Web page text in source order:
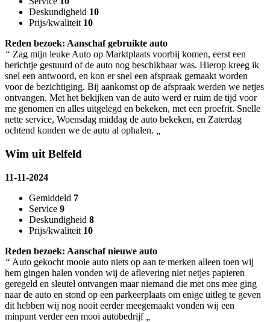
Deskundigheid 10
Prijs/kwaliteit 10
Reden bezoek: Aanschaf gebruikte auto
“ Zag mijn leuke Auto op Marktplaats voorbij komen, eerst een
berichtje gestuurd of de auto nog beschikbaar was. Hierop kreeg ik
snel een antwoord, en kon er snel een afspraak gemaakt worden
voor de bezichtiging. Bij aankomst op de afspraak werden we netjes
ontvangen. Met het bekijken van de auto werd er ruim de tijd voor
me genomen en alles uitgelegd en bekeken, met een proefrit. Snelle
nette service, Woensdag middag de auto bekeken, en Zaterdag
ochtend konden we de auto al ophalen.
Wim uit Belfeld
11-11-2024
Gemiddeld 7
Service 9
Deskundigheid 8
Prijs/kwaliteit 10
Reden bezoek: Aanschaf nieuwe auto
“ Auto gekocht mooie auto niets op aan te merken alleen toen wij
hem gingen halen vonden wij de aflevering niet netjes papieren
geregeld en sleutel ontvangen maar niemand die met ons mee ging
naar de auto en stond op een parkeerplaats om enige uitleg te geven
dit hebben wij nog nooit eerder meegemaakt vonden wij een
minpunt verder een mooi autobedrijf